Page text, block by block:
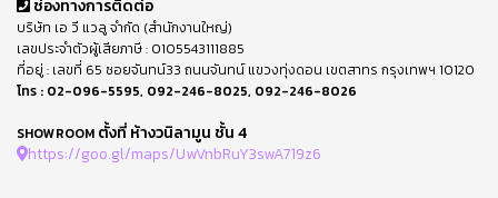
ช่องทางการติดต่อ
บริษัท เอ วี แวลู จำกัด (สำนักงานใหญ่)
เลขประจำตัวผู้เสียภาษี : 0105543111885
ที่อยู่ : เลขที่ 65 ซอยจันทน์33 ถนนจันทน์ แขวงทุ่งดอน เขตสาทร กรุงเทพฯ 10120
โทร : 02-096-5595, 092-246-8025, 092-246-8026
SHOWROOM ตั้งที่ ห้างวนิลามูน ชั้น 4
https://goo.gl/maps/UwVnbRuY3swA719z6